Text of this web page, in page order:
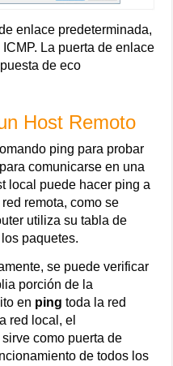
enlace predeterminada,
La puerta de enlace
de eco
Host Remoto
ping para probar
comunicarse en una
local puede hacer ping a
remota, como se
utiliza su tabla de
paquetes.
se puede verificar
porción de la
en ping toda la red
red local, el
como puerta de
de todos los